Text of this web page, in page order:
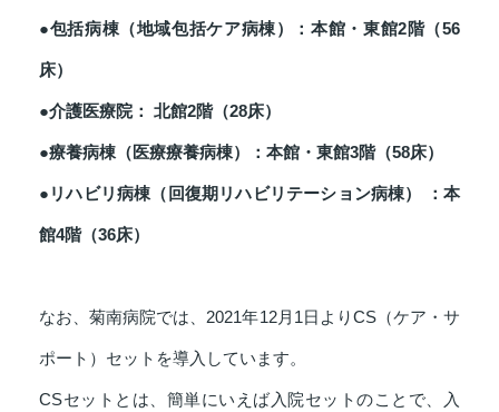
●包括病棟（地域包括ケア病棟）：本館・東館2階（56
床）
●介護医療院： 北館2階（28床）
●療養病棟（医療療養病棟）：本館・東館3階（58床）
●リハビリ病棟（回復期リハビリテーション病棟） ：本
館4階（36床）
なお、菊南病院では、2021年12月1日よりCS（ケア・サ
ポート）セットを導入しています。
CSセットとは、簡単にいえば入院セットのことで、入